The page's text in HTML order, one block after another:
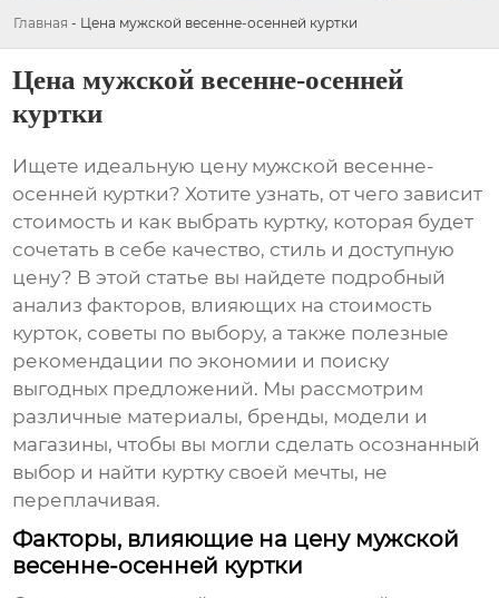
Главная - Цена мужской весенне-осенней куртки
Цена мужской весенне-осенней
куртки
Ищете идеальную цену мужской весенне-
осенней куртки? Хотите узнать, от чего зависит
стоимость и как выбрать куртку, которая будет
сочетать в себе качество, стиль и доступную
цену? В этой статье вы найдете подробный
анализ факторов, влияющих на стоимость
курток, советы по выбору, а также полезные
рекомендации по экономии и поиску
выгодных предложений. Мы рассмотрим
различные материалы, бренды, модели и
магазины, чтобы вы могли сделать осознанный
выбор и найти куртку своей мечты, не
переплачивая.
Факторы, влияющие на цену мужской
весенне-осенней куртки